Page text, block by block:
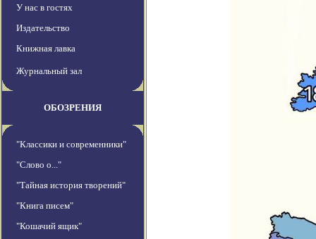
У нас в гостях
Издательство
Книжная лавка
Журнальный зал
ОБОЗРЕНИЯ
"Классики и современники"
"Слово о..."
"Тайная история творений"
"Книга писем"
"Кошачий ящик"